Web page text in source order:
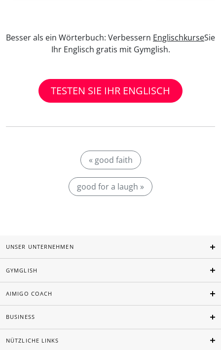
Besser als ein Wörterbuch: Verbessern EnglischkurseSie
Ihr Englisch gratis mit Gymglish.
TESTEN SIE IHR ENGLISCH
« good faith
good for a laugh »
UNSER UNTERNEHMEN
GYMGLISH
AIMIGO COACH
BUSINESS
NÜTZLICHE LINKS